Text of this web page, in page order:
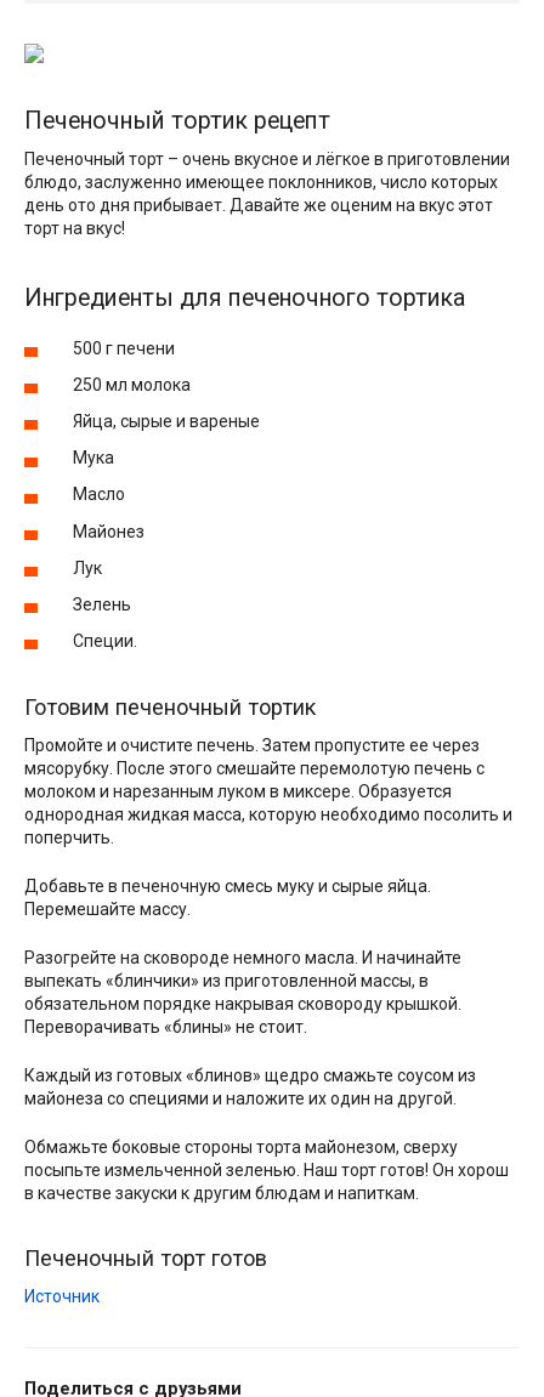
Печеночный тортик рецепт
Печеночный торт – очень вкусное и лёгкое в приготовлении
блюдо, заслуженно имеющее поклонников, число которых
день ото дня прибывает. Давайте же оценим на вкус этот
торт на вкус!
Ингредиенты для печеночного тортика
500 г печени
250 мл молока
Яйца, сырые и вареные
Мука
Масло
Майонез
Лук
Зелень
Специи.
Готовим печеночный тортик
Промойте и очистите печень. Затем пропустите ее через
мясорубку. После этого смешайте перемолотую печень с
молоком и нарезанным луком в миксере. Образуется
однородная жидкая масса, которую необходимо посолить и
поперчить.
Добавьте в печеночную смесь муку и сырые яйца.
Перемешайте массу.
Разогрейте на сковороде немного масла. И начинайте
выпекать «блинчики» из приготовленной массы, в
обязательном порядке накрывая сковороду крышкой.
Переворачивать «блины» не стоит.
Каждый из готовых «блинов» щедро смажьте соусом из
майонеза со специями и наложите их один на другой.
Обмажьте боковые стороны торта майонезом, сверху
посыпьте измельченной зеленью. Наш торт готов! Он хорош
в качестве закуски к другим блюдам и напиткам.
Печеночный торт готов
Источник
Поделиться с друзьями